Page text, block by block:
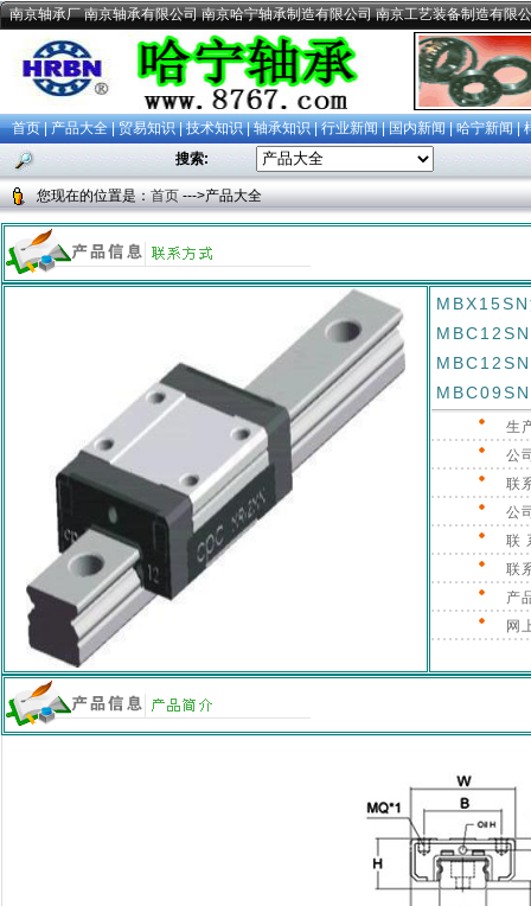
南京轴承厂 南京轴承有限公司 南京哈宁轴承制造有限公司 南京工艺装备制造有限
首页|产品大全|贸易知识|技术知识|轴承知识|行业新闻|国内新闻|哈宁新闻|
搜索:
您现在的位置是：首页--->产品大全
生
公
联
公
联
联
产
网